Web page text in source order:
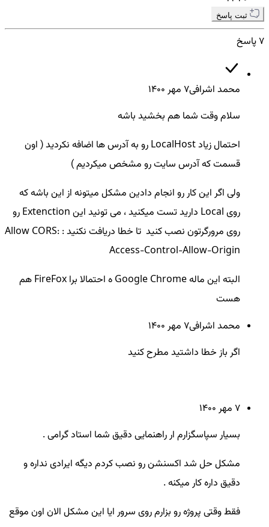
ثبت پاسخ
7 پاسخ
محمد اشرافی7 مهر ۱۴۰۰
سلام وقت شما هم بخشید باشه
احتمال زیاد LocalHost رو به آدرس ها اضافه نکردید ( اون
قسمت که آدرس سایت رو مشخص میکردیم )
ولی اگر این کار رو انجام دادین مشکل میتونه از این باشه که
روی Local دارید تست میکنید ، می تونید این Extenction رو
روی مرورگرتون نصب کنید تا خطا دریافت نکنید : Allow CORS:
Access-Control-Allow-Origin
البته این ماله Google Chrome ه احتمالا برا FireFox هم
هست
محمد اشرافی7 مهر ۱۴۰۰
اگر باز خطا داشتید مطرح کنید
7 مهر ۱۴۰۰
بسیار سپاسگزارم ار راهنمایی دقیق شما استاد گرامی .
مشکل حل شد اکسنشن رو نصب کردم دیگه ایرادی نداره و
دقیق داره کار میکنه .
فقط وقتی پروژه رو بزارم روی سرور ایا این مشکل الان اون موقع